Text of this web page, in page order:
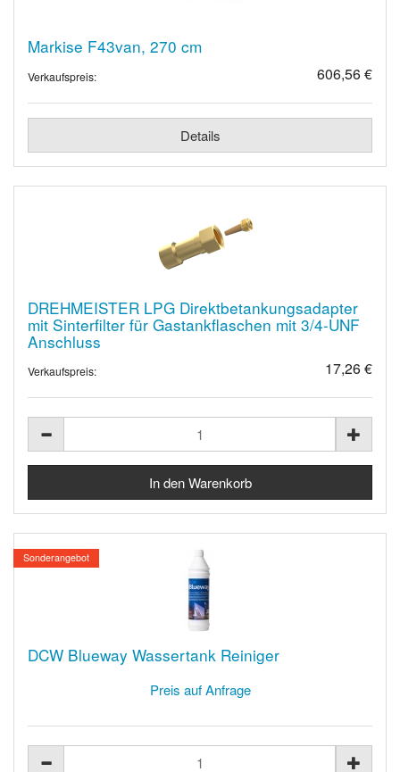
Markise F43van, 270 cm
Verkaufspreis: 606,56 €
Details
DREHMEISTER LPG Direktbetankungsadapter
mit Sinterfilter für Gastankflaschen mit 3/4-UNF
Anschluss
Verkaufspreis: 17,26 €
Sonderangebot
DCW Blueway Wassertank Reiniger
Preis auf Anfrage